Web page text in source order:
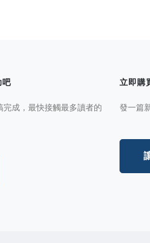
吧
成，最快接觸最多讀者的
立即購
發一篇